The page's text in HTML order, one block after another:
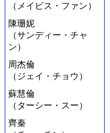
（メイビス・ファン）
陳珊妮
（サンディー・チャ
ン）
周杰倫
（ジェイ・チョウ）
蘇慧倫
（ターシー・スー）
齊秦